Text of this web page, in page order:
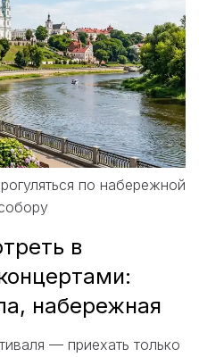
по набережной
в
набережная
— приехать только